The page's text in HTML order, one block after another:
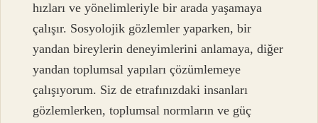
hızları ve yönelimleriyle bir arada yaşamaya
çalışır. Sosyolojik gözlemler yaparken, bir
yandan bireylerin deneyimlerini anlamaya, diğer
yandan toplumsal yapıları çözümlemeye
çalışıyorum. Siz de etrafınızdaki insanları
gözlemlerken, toplumsal normların ve güç